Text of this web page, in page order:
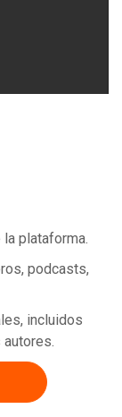
plataforma.
podcasts,
incluidos